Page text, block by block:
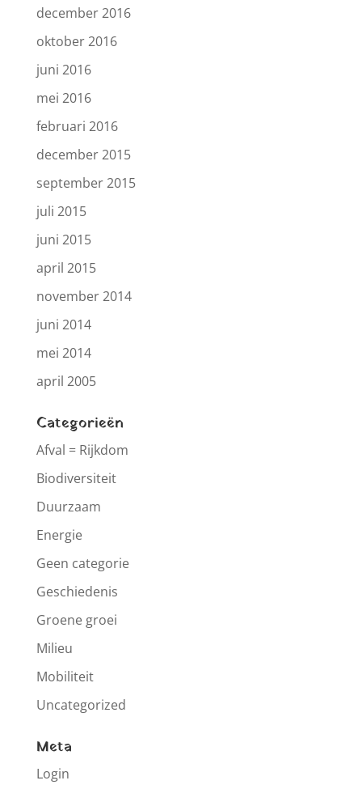
december 2016
oktober 2016
juni 2016
mei 2016
februari 2016
december 2015
september 2015
juli 2015
juni 2015
april 2015
november 2014
juni 2014
mei 2014
april 2005
Categorieën
Afval = Rijkdom
Biodiversiteit
Duurzaam
Energie
Geen categorie
Geschiedenis
Groene groei
Milieu
Mobiliteit
Uncategorized
Meta
Login